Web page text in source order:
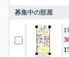
募集中の部屋